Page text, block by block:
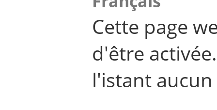
Cette page
d'être
l'istant